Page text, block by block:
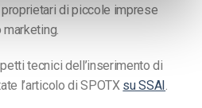
di piccole imprese
tecnici dell’inserimento di
l’articolo di SPOTX su SSAI.